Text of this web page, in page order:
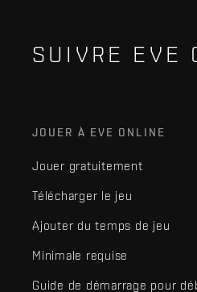
SUIVRE EVE
JOUER À EVE ONLINE
Jouer gratuitement
Télécharger le jeu
Ajouter du temps de jeu
Minimale requise
Guide de démarrage pour